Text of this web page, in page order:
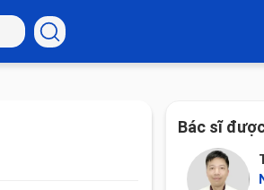
Bác sĩ